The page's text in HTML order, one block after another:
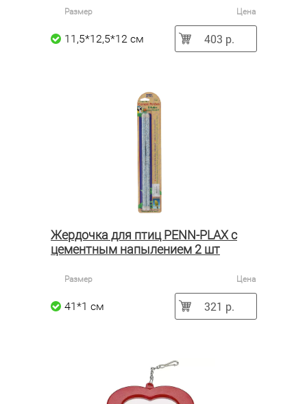
Размер Цена
11,5*12,5*12 см 403 р.
Жердочка для птиц PENN-PLAX с
цементным напылением 2 шт
Размер Цена
41*1 см 321 р.